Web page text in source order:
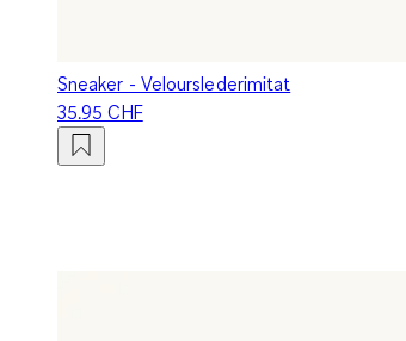
Sneaker - Velourslederimitat
35.95 CHF